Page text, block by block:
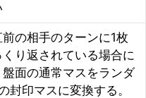
の相手のターンに1枚
り返されている場合に
面の通常マスをランダ
封印マスに変換する。